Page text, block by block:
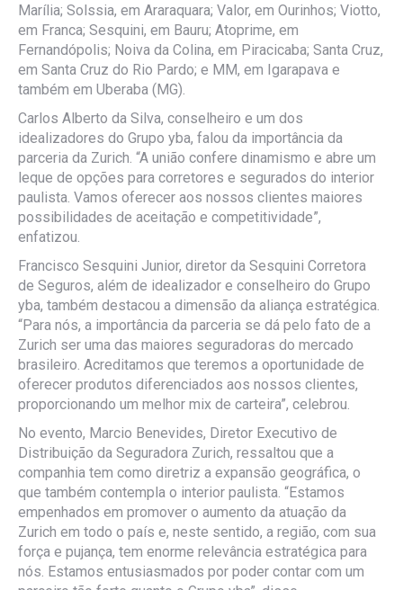
Marília; Solssia, em Araraquara; Valor, em Ourinhos; Viotto,
em Franca; Sesquini, em Bauru; Atoprime, em
Fernandópolis; Noiva da Colina, em Piracicaba; Santa Cruz,
em Santa Cruz do Rio Pardo; e MM, em Igarapava e
também em Uberaba (MG).
Carlos Alberto da Silva, conselheiro e um dos
idealizadores do Grupo yba, falou da importância da
parceria da Zurich. “A união confere dinamismo e abre um
leque de opções para corretores e segurados do interior
paulista. Vamos oferecer aos nossos clientes maiores
possibilidades de aceitação e competitividade”,
enfatizou.
Francisco Sesquini Junior, diretor da Sesquini Corretora
de Seguros, além de idealizador e conselheiro do Grupo
yba, também destacou a dimensão da aliança estratégica.
“Para nós, a importância da parceria se dá pelo fato de a
Zurich ser uma das maiores seguradoras do mercado
brasileiro. Acreditamos que teremos a oportunidade de
oferecer produtos diferenciados aos nossos clientes,
proporcionando um melhor mix de carteira”, celebrou.
No evento, Marcio Benevides, Diretor Executivo de
Distribuição da Seguradora Zurich, ressaltou que a
companhia tem como diretriz a expansão geográfica, o
que também contempla o interior paulista. “Estamos
empenhados em promover o aumento da atuação da
Zurich em todo o país e, neste sentido, a região, com sua
força e pujança, tem enorme relevância estratégica para
nós. Estamos entusiasmados por poder contar com um